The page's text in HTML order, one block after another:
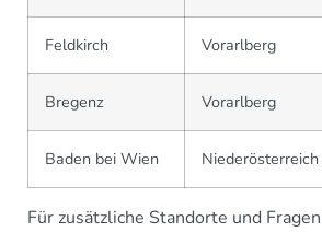
Feldkirch Vorarlberg
Bregenz Vorarlberg
Baden bei Wien Niederösterreich
Für zusätzliche Standorte und